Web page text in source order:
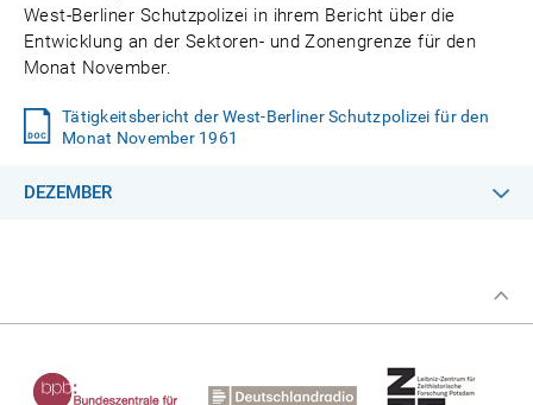
West-Berliner Schutzpolizei in ihrem Bericht über die
Entwicklung an der Sektoren- und Zonengrenze für den
Monat November.
Tätigkeitsbericht der West-Berliner Schutzpolizei für den
Monat November 1961
DEZEMBER